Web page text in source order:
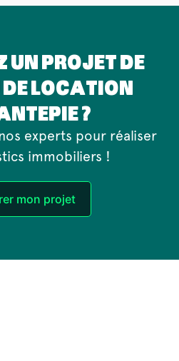
UN PROJET DE
LOCATION
?
experts pour réaliser
immobiliers !
mon projet